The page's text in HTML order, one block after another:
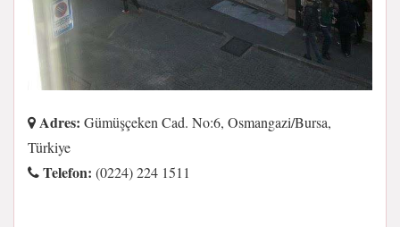
Adres: Gümüşçeken Cad. No:6, Osmangazi/Bursa,
Türkiye
Telefon: (0224) 224 1511